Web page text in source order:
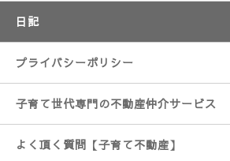
日記
プライバシーポリシー
子育て世代専門の不動産仲介サービス
よく頂く質問【子育て不動産】